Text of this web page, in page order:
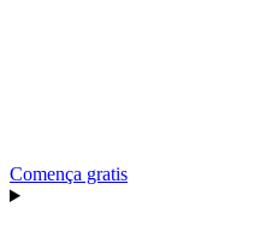
Comença gratis